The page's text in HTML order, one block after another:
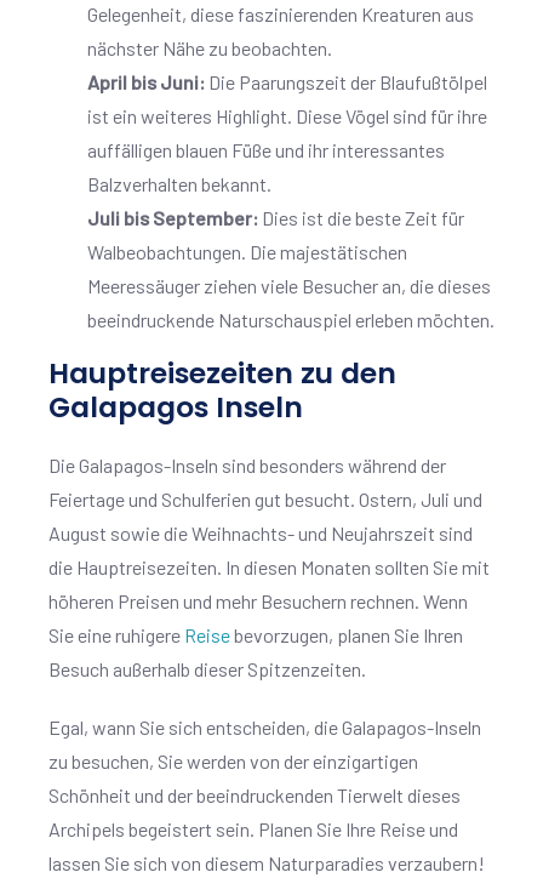
Gelegenheit, diese faszinierenden Kreaturen aus
nächster Nähe zu beobachten.
April bis Juni: Die Paarungszeit der Blaufußtölpel
ist ein weiteres Highlight. Diese Vögel sind für ihre
auffälligen blauen Füße und ihr interessantes
Balzverhalten bekannt.
Juli bis September: Dies ist die beste Zeit für
Walbeobachtungen. Die majestätischen
Meeressäuger ziehen viele Besucher an, die dieses
beeindruckende Naturschauspiel erleben möchten.
Hauptreisezeiten zu den
Galapagos Inseln
Die Galapagos-Inseln sind besonders während der
Feiertage und Schulferien gut besucht. Ostern, Juli und
August sowie die Weihnachts- und Neujahrszeit sind
die Hauptreisezeiten. In diesen Monaten sollten Sie mit
höheren Preisen und mehr Besuchern rechnen. Wenn
Sie eine ruhigere Reisebevorzugen, planen Sie Ihren
Besuch außerhalb dieser Spitzenzeiten.
Egal, wann Sie sich entscheiden, die Galapagos-Inseln
zu besuchen, Sie werden von der einzigartigen
Schönheit und der beeindruckenden Tierwelt dieses
Archipels begeistert sein. Planen Sie Ihre Reise und
lassen Sie sich von diesem Naturparadies verzaubern!